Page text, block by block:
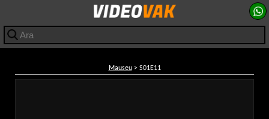
Mauseu> S01E11